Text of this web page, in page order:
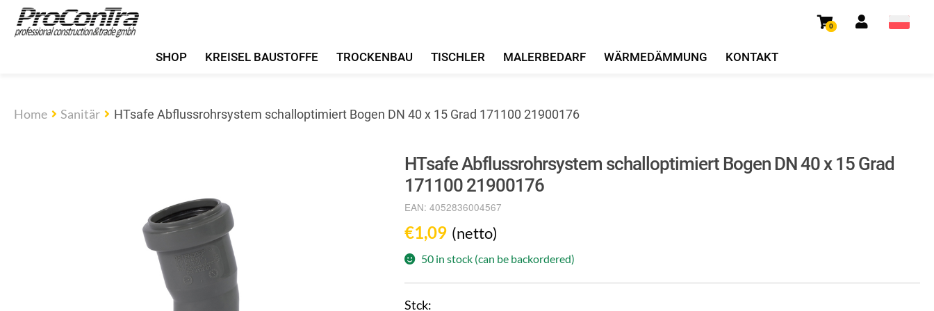
0
SHOP KREISEL BAUSTOFFE TROCKENBAU TISCHLER MALERBEDARF WÄRMEDÄMMUNG KONTAKT
Home Sanitär HTsafe Abflussrohrsystem schalloptimiert Bogen DN 40 x 15 Grad 171100 21900176
HTsafe Abflussrohrsystem schalloptimiert Bogen DN 40 x 15 Grad
171100 21900176
EAN: 4052836004567
€1,09 (netto)
50 in stock (can be backordered)